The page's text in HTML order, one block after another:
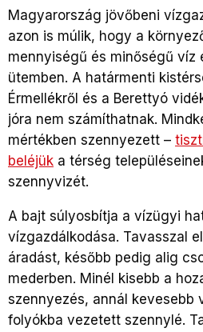
Magyarország jövőbeni
azon is múlik, hogy a
mennyiségű és minőségű víz
ütemben. A határmenti
Érmellékről és a Berettyó
jóra nem számíthatnak.
mértékben szennyezett –
beléjük a térség
szennyvizét.
A bajt súlyosbítja a vízügyi
vízgazdálkodása. Tavasszal
áradást, később pedig alig
mederben. Minél kisebb a
szennyezés, annál kevesebb
folyókba vezetett szennylé.